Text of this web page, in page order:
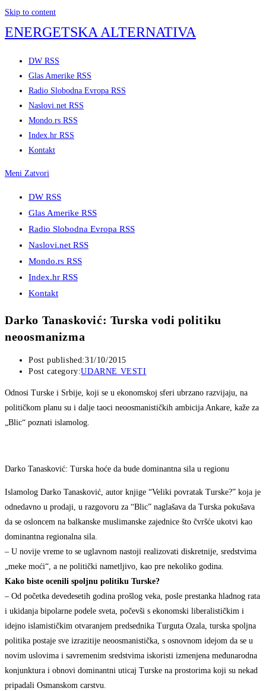
Skip to content
ENERGETSKA ALTERNATIVA
DW RSS
Glas Amerike RSS
Radio Slobodna Evropa RSS
Naslovi.net RSS
Mondo.rs RSS
Index.hr RSS
Kontakt
Meni Zatvori
DW RSS
Glas Amerike RSS
Radio Slobodna Evropa RSS
Naslovi.net RSS
Mondo.rs RSS
Index.hr RSS
Kontakt
Darko Tanasković: Turska vodi politiku
neoosmanizma
Post published:31/10/2015
Post category:UDARNE VESTI
Odnosi Turske i Srbije, koji se u ekonomskoj sferi ubrzano razvijaju, na
političkom planu su i dalje taoci neoosmanističkih ambicija Ankare, kaže za
„Blic“ poznati islamolog.
Darko Tanasković: Turska hoće da bude dominantna sila u regionu
Islamolog Darko Tanasković, autor knjige “Veliki povratak Turske?” koja je
odnedavno u prodaji, u razgovoru za “Blic” naglašava da Turska pokušava
da se osloncem na balkanske muslimanske zajednice što čvršće ukotvi kao
dominantna regionalna sila.
– U novije vreme to se uglavnom nastoji realizovati diskretnije, sredstvima
„meke moći“, a ne politički nametljivo, kao pre nekoliko godina.
Kako biste ocenili spoljnu politiku Turske?
– Od početka devedesetih godina prošlog veka, posle prestanka hladnog rata
i ukidanja bipolarne podele sveta, počevši s ekonomski liberalističkim i
idejno islamističkim otvaranjem predsednika Turguta Ozala, turska spoljna
politika postaje sve izrazitije neoosmanistička, s osnovnom idejom da se u
novim uslovima i savremenim sredstvima iskoristi izmenjena međunarodna
konjunktura i obnovi dominantni uticaj Turske na prostorima koji su nekad
pripadali Osmanskom carstvu.